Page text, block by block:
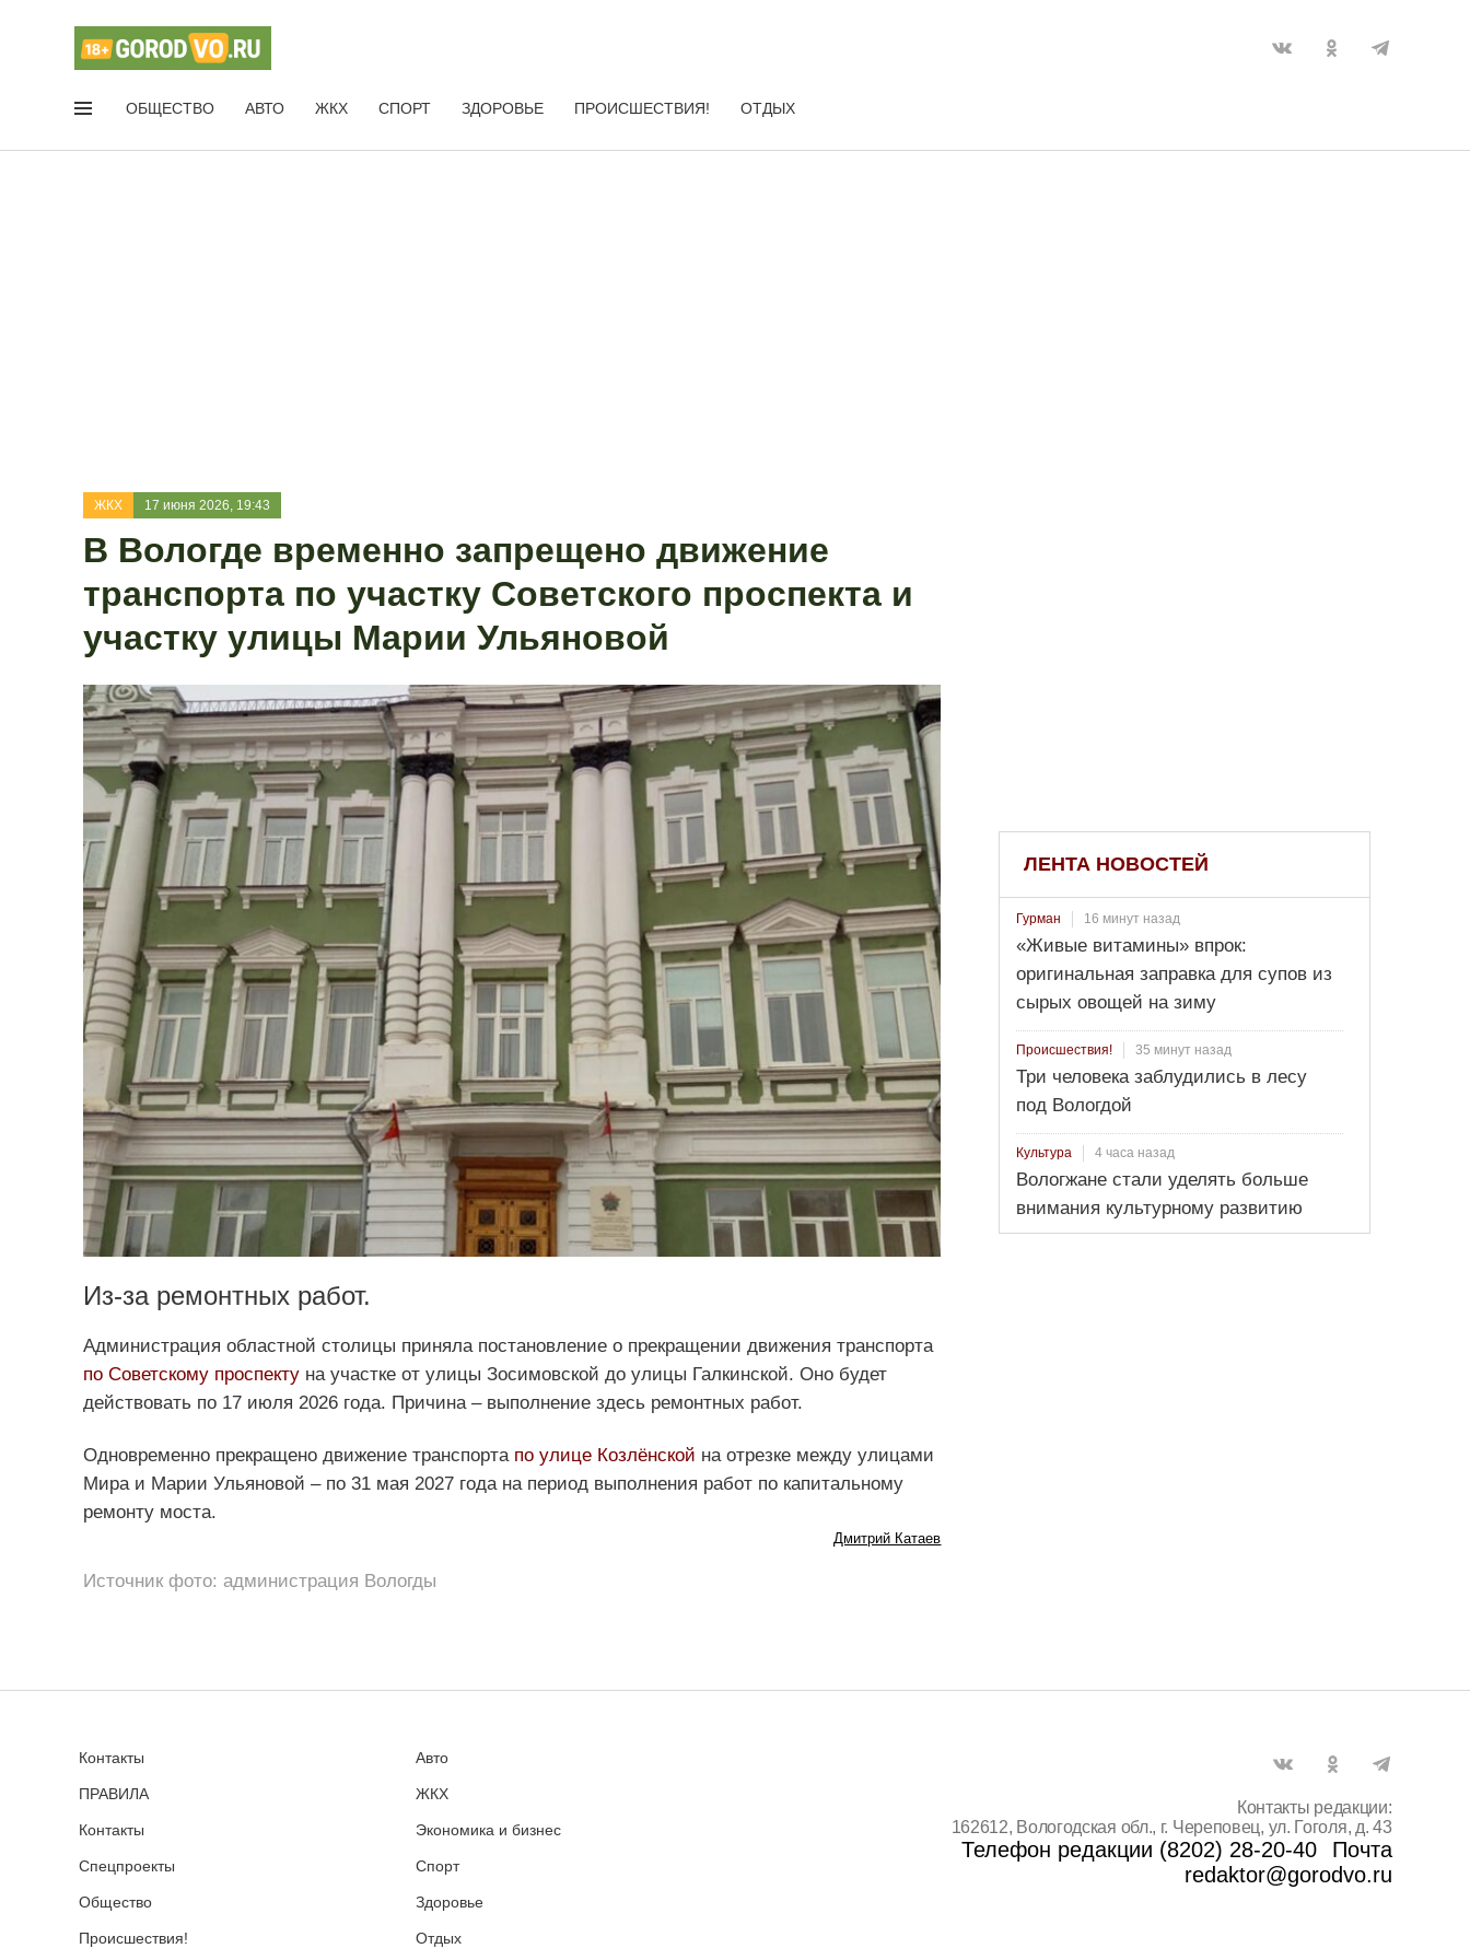
ОБЩЕСТВО АВТО ЖКХ СПОРТ ЗДОРОВЬЕ ПРОИСШЕСТВИЯ! ОТДЫХ
ЖКХ 17 июня 2026, 19:43
В Вологде временно запрещено движение
транспорта по участку Советского проспекта и
участку улицы Марии Ульяновой
Из-за ремонтных работ.
Администрация областной столицы приняла постановление о прекращении движения транспорта
по Советскому проспектуна участке от улицы Зосимовской до улицы Галкинской. Оно будет
действовать по 17 июля 2026 года. Причина – выполнение здесь ремонтных работ.
Одновременно прекращено движение транспорта по улице Козлёнской на отрезке между улицами
Мира и Марии Ульяновой – по 31 мая 2027 года на период выполнения работ по капитальному
ремонту моста.
Дмитрий Катаев
Источник фото: администрация Вологды
ЛЕНТА НОВОСТЕЙ
Гурман 16 минут назад
«Живые витамины» впрок:
оригинальная заправка для супов из
сырых овощей на зиму
Происшествия! 35 минут назад
Три человека заблудились в лесу
под Вологдой
Культура 4 часа назад
Вологжане стали уделять больше
внимания культурному развитию
Контакты
ПРАВИЛА
Контакты
Спецпроекты
Общество
Происшествия!
Авто
ЖКХ
Экономика и бизнес
Спорт
Здоровье
Отдых
Контакты редакции:
162612, Вологодская обл., г. Череповец, ул. Гоголя, д. 43
Телефон редакции (8202) 28-20-40
Почта
redaktor@gorodvo.ru